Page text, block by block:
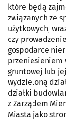
które będą
związanych ze
użytkowych,
czy
gospodarce
przeniesieniem
gruntowej lub
wydzieloną
działki
z Zarządem
Miasta jako